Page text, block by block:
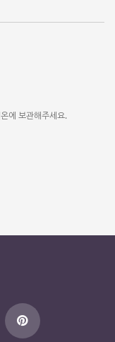
에 보관해주세요.